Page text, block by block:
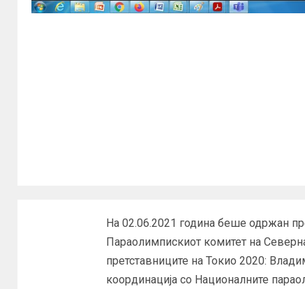
На 02.06.2021 година беше одржан
Параолимпискиот комитет на
претставниците на Токио 2020:
координација со Националните